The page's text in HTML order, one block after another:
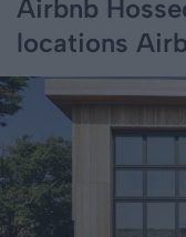
Airbnb
locations